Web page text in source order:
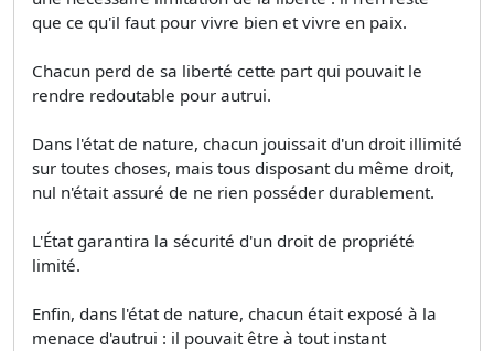
que ce qu'il faut pour vivre bien et vivre en paix.
Chacun perd de sa liberté cette part qui pouvait le
rendre redoutable pour autrui.
Dans l'état de nature, chacun jouissait d'un droit illimité
sur toutes choses, mais tous disposant du même droit,
nul n'était assuré de ne rien posséder durablement.
L'État garantira la sécurité d'un droit de propriété
limité.
Enfin, dans l'état de nature, chacun était exposé à la
menace d'autrui : il pouvait être à tout instant